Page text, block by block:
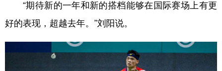
“期待新的一年和新的搭档能够在国际赛场上有更
好的表现，超越去年。”刘阳说。